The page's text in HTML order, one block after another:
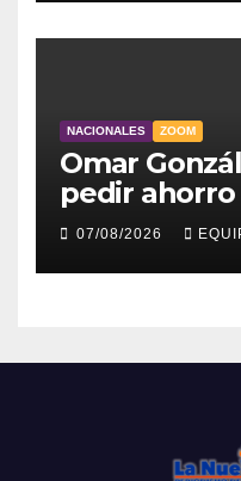
NACIONALES ZOOM
Omar
pedir ahorro
viven sin luz
07/08/2026